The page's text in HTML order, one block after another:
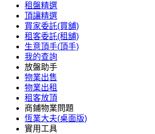
租盤精選
頂讓精選
買家委託(買舖)
租客委託(租舖)
生意頂手(頂手)
我的查詢
放盤助手
物業出售
物業出租
租客放頂
商鋪物業問題
恆業大夫(桌面版)
實用工具